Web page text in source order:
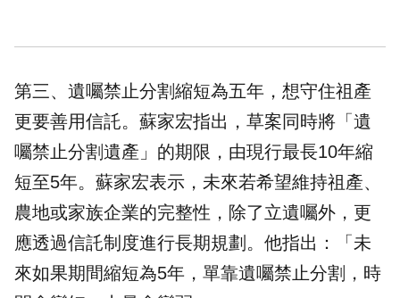
第三、遺囑禁止分割縮短為五年，想守住祖產
更要善用信託。蘇家宏指出，草案同時將「遺
囑禁止分割遺產」的期限，由現行最長10年縮
短至5年。蘇家宏表示，未來若希望維持祖產、
農地或家族企業的完整性，除了立遺囑外，更
應透過信託制度進行長期規劃。他指出：「未
來如果期間縮短為5年，單靠遺囑禁止分割，時